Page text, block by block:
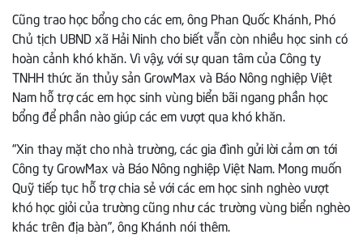
Cũng trao học bổng cho các em, ông Phan Quốc Khánh, Phó
Chủ tịch UBND xã Hải Ninh cho biết vẫn còn nhiều học sinh có
hoàn cảnh khó khăn. Vì vậy, với sự quan tâm của Công ty
TNHH thức ăn thủy sản GrowMax và Báo Nông nghiệp Việt
Nam hỗ trợ các em học sinh vùng biển bãi ngang phần học
bổng để phần nào giúp các em vượt qua khó khăn.
“Xin thay mặt cho nhà trường, các gia đình gửi lời cảm ơn tới
Công ty GrowMax và Báo Nông nghiệp Việt Nam. Mong muốn
Quỹ tiếp tục hỗ trợ chia sẻ với các em học sinh nghèo vượt
khó học giỏi của trường cũng như các trường vùng biển nghèo
khác trên địa bàn”, ông Khánh nói thêm.